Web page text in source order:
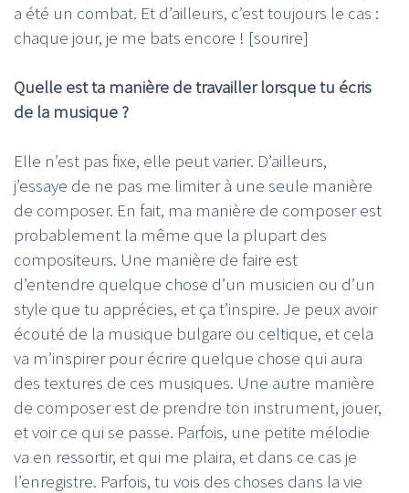
a été un combat. Et d’ailleurs, c’est toujours le cas :
chaque jour, je me bats encore ! [sourire]
Quelle est ta manière de travailler lorsque tu écris
de la musique ?
Elle n’est pas fixe, elle peut varier. D’ailleurs,
j’essaye de ne pas me limiter à une seule manière
de composer. En fait, ma manière de composer est
probablement la même que la plupart des
compositeurs. Une manière de faire est
d’entendre quelque chose d’un musicien ou d’un
style que tu apprécies, et ça t’inspire. Je peux avoir
écouté de la musique bulgare ou celtique, et cela
va m’inspirer pour écrire quelque chose qui aura
des textures de ces musiques. Une autre manière
de composer est de prendre ton instrument, jouer,
et voir ce qui se passe. Parfois, une petite mélodie
va en ressortir, et qui me plaira, et dans ce cas je
l’enregistre. Parfois, tu vois des choses dans la vie